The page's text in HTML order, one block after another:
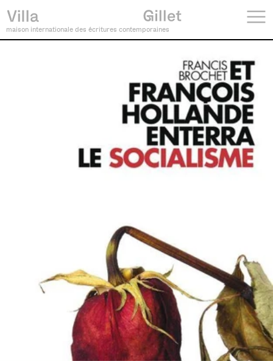
maison internationale des écritures contemporaines